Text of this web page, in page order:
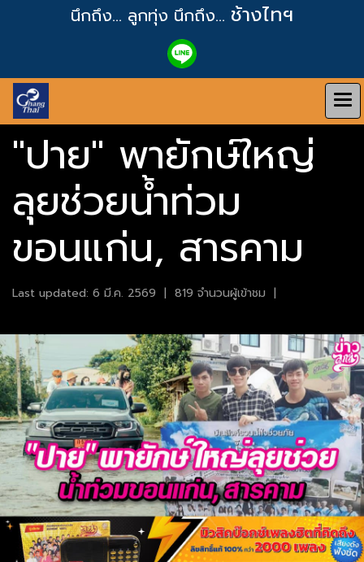
นึกถึง... ลูกทุ่ง นึกถึง... ช้างไทฯ
"ปาย" พายักษ์ใหญ่
ลุยช่วยน้ำท่วม
ขอนแก่น, สารคาม
Last updated: 6 มี.ค. 2569 | 819 จำนวนผู้เข้าชม |